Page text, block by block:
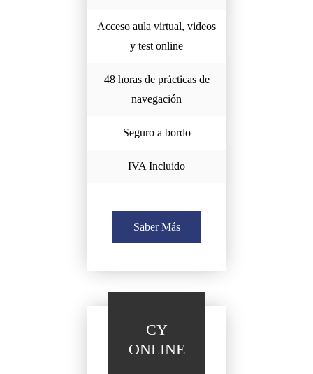
Acceso aula virtual, videos
y test online
48 horas de prácticas de
navegación
Seguro a bordo
IVA Incluido
Saber Más
CY
ONLINE